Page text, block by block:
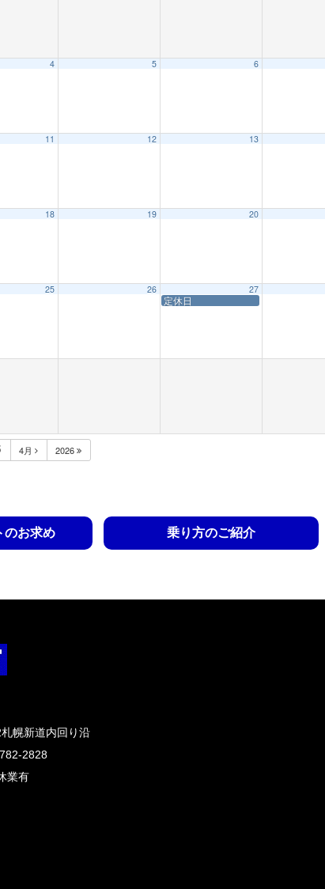
4 5 6
11 12 13
18 19 20
25 26 27
定休日
4月 2026
のお求め 乗り方のご紹介
幌新道内回り沿
2828
業有